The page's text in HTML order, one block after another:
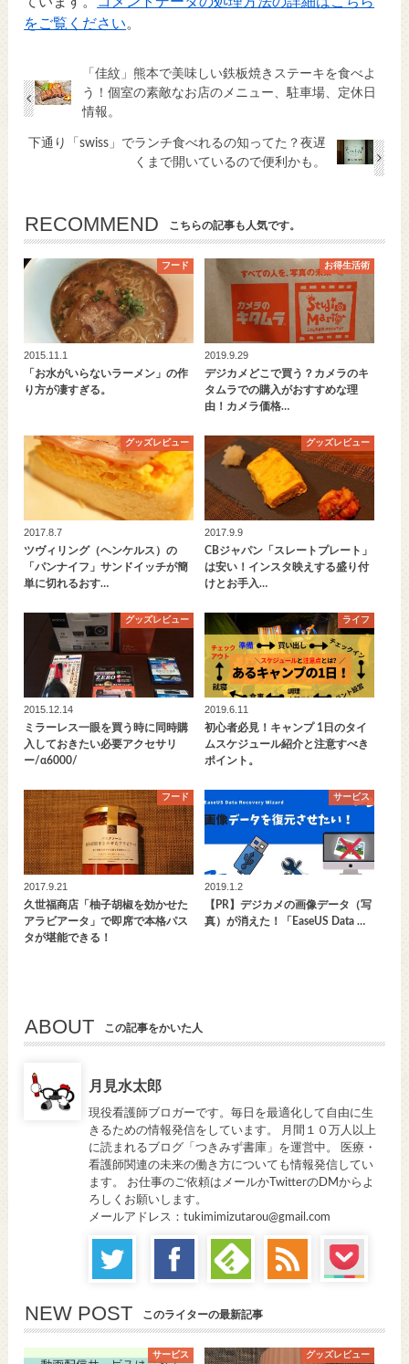
をご覧ください。
「佳紋」熊本で美味しい鉄板焼きステーキを食べよ
う！個室の素敵なお店のメニュー、駐車場、定休日
情報。
下通り「swiss」でランチ食べれるの知ってた？夜遅
くまで開いているので便利かも。
RECOMMEND こちらの記事も人気です。
フード
2015.11.1
「お水がいらないラーメン」の作
り方が凄すぎる。
お得生活術
2019.9.29
デジカメどこで買う？カメラのキ
タムラでの購入がおすすめな理
由！カメラ価格…
グッズレビュー
2017.8.7
ツヴィリング（ヘンケルス）の
「パンナイフ」サンドイッチが簡
単に切れるおす…
グッズレビュー
2017.9.9
CBジャパン「スレートプレート」
は安い！インスタ映えする盛り付
けとお手入…
グッズレビュー
2015.12.14
ミラーレス一眼を買う時に同時購
入しておきたい必要アクセサリ
ー/α6000/
ライフ
2019.6.11
初心者必見！キャンプ 1日のタイ
ムスケジュール紹介と注意すべき
ポイント。
フード
2017.9.21
久世福商店「柚子胡椒を効かせた
アラビアータ」で即席で本格パス
タが堪能できる！
サービス
2019.1.2
【PR】デジカメの画像データ（写
真）が消えた！「EaseUS Data …
ABOUT この記事をかいた人
月見水太郎
現役看護師ブロガーです。毎日を最適化して自由に生
きるための情報発信をしています。 月間１０万人以上
に読まれるブログ「つきみず書庫」を運営中。 医療・
看護師関連の未来の働き方についても情報発信してい
ます。 お仕事のご依頼はメールかTwitterのDMからよ
ろしくお願いします。
メールアドレス：tukimimizutarou@gmail.com
NEW POST このライターの最新記事
サービス グッズレビュー